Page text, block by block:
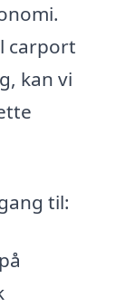
carport
kan vi
til: